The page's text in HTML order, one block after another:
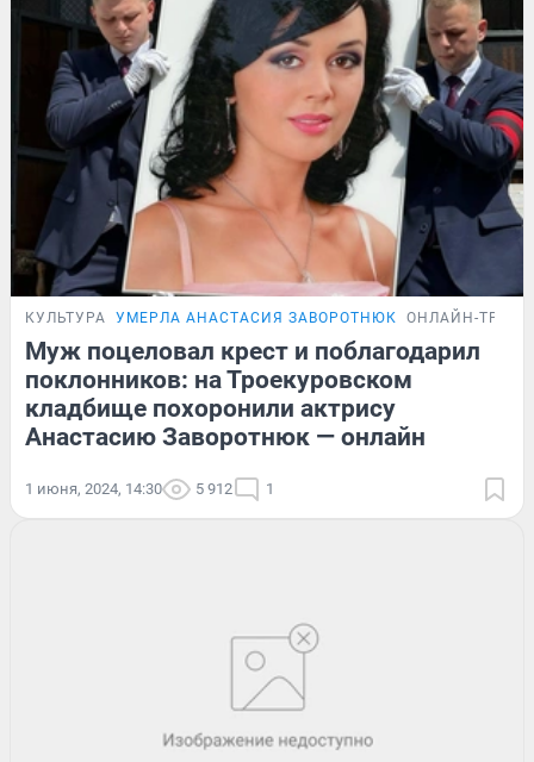
КУЛЬТУРА УМЕРЛА АНАСТАСИЯ ЗАВОРОТНЮК ОНЛАЙН-
Муж поцеловал крест и поблагодарил
поклонников: на Троекуровском
кладбище похоронили актрису
Анастасию Заворотнюк — онлайн
1 июня, 2024, 14:30 5 912 1